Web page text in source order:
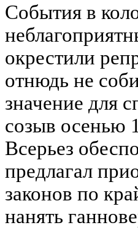
События в
окрестили
отнюдь не
значение для
созыв осенью
Всерьез
предлагал
законов по
нанять